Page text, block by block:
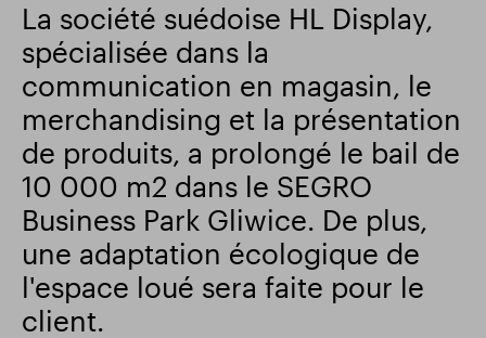
Parc intelligent
La société suédoise HL Display,
spécialisée dans la
communication en magasin, le
merchandising et la présentation
de produits, a prolongé le bail de
10 000 m2 dans le SEGRO
Business Park Gliwice. De plus,
une adaptation écologique de
l'espace loué sera faite pour le
client.